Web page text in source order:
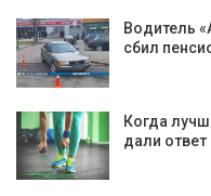
Водитель
сбил
Когда
дали ответ